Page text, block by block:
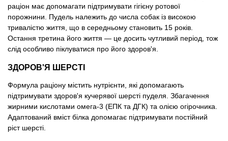
раціон має допомагати підтримувати гігієну ротової
порожнини. Пудель належить до числа собак із високою
тривалістю життя, що в середньому становить 15 років.
Остання третина його життя — це досить чутливий період, тож
слід особливо піклуватися про його здоров'я.
ЗДОРОВ'Я ШЕРСТІ
Формула раціону містить нутрієнти, які допомагають
підтримувати здоров'я кучерявої шерсті пуделя. Збагачення
жирними кислотами омега-3 (ЕПК та ДГК) та олією огірочника.
Адаптований вміст білка допомагає підтримувати постійний
ріст шерсті.
Архів / Знято з виробництва